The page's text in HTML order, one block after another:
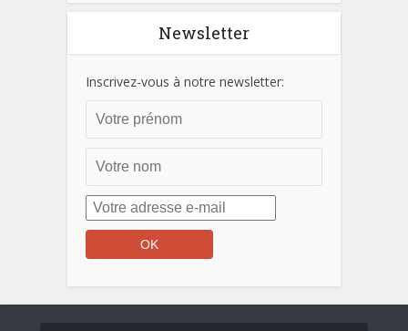
Newsletter
Inscrivez-vous à notre newsletter: